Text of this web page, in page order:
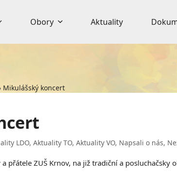
Obory Aktuality
Mikulášský koncert
LDO,Aktuality TO,Aktuality VO, Napsali o nás,
přátele ZUŠ Krnov, na již tradiční a posluchačsky